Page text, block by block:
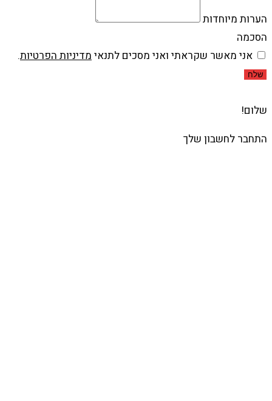
הערות מיוחדות
הסכמה
אני מאשר שקראתי ואני מסכים לתנאי מדיניות הפרטיות.
שלח
שלום!
התחבר לחשבון שלך